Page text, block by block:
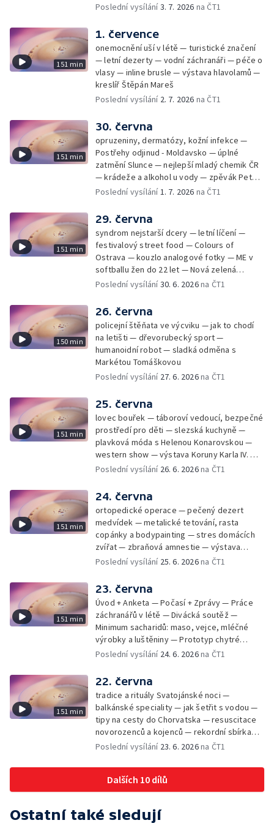
rekordmanka — psí seriál: výmarský
Poslední vysílání3. 7. 2026 na ČT1
151 min
1. července
onemocnění uší v létě — turistické značení
— letní dezerty — vodní záchranáři — péče o
vlasy — inline brusle — výstava hlavolamů —
kreslíř Štěpán Mareš
Poslední vysílání 2. 7. 2026 na ČT1
151 min
30. června
opruzeniny, dermatózy, kožní infekce —
Postřehy odjinud - Moldavsko — úplné
zatmění Slunce — nejlepší mladý chemik ČR
— krádeže a alkohol u vody — zpěvák Peter
Cmorik
Poslední vysílání 1. 7. 2026 na ČT1
151 min
29. června
syndrom nejstarší dcery — letní líčení —
festivalový street food — Colours of
Ostrava — kouzlo analogové fotky — ME v
softballu žen do 22 let — Nová zelená
úsporám — Global Teacher Prize Czech
Poslední vysílání30. 6. 2026na ČT1
150 min
26. června
policejní štěňata ve výcviku — jak to chodí
na letišti — dřevorubecký sport —
humanoidní robot — sladká odměna s
Markétou Tomáškovou
Poslední vysílání 27. 6. 2026na ČT1
151 min
25. června
lovec bouřek — táboroví vedoucí, bezpečné
prostředí pro děti — slezská kuchyně —
plavková móda s Helenou Konarovskou —
western show — výstava Koruny Karla IV. —
mladý lezecký fenomén Josef Šindel
Poslední vysílání 26. 6. 2026na ČT1
151 min
24. června
ortopedické operace — pečený dezert
medvídek — metalické tetování, rasta
copánky a bodypainting — stres domácích
zvířat — zbraňová amnestie — výstava
mikrofotografií rostlin — fenomenální
Poslední vysílání 25. 6. 2026na ČT1
151 min
23. června
Úvod + Anketa — Počasí + Zprávy — Práce
záchranářů v létě — Divácká soutěž —
Minimum sacharidů: maso, vejce, mléčné
výrobky a luštěniny — Prototyp chytré
vložky do bot pro běžce — Anketa +
záchranářů v létě — Divácká soutěž —
Minimum sacharidů: maso, vejce, mléčné
výrobky a luštěniny — Jak se udržet v
kondici v létě bez posilovny — Prototyp
chytré vložky do bot pro běžce — Anketa +
aktuálně — Škola hrou — Upoutávka na další
vysílání — Počasí + Zprávy — Práce
Minimum sacharidů: maso, vejce, mléčné
výrobky a luštěniny — Mezinárodní folklórní
kondici v létě bez posilovny — Anketa +
Poslední vysílání 24. 6. 2026na ČT1
151 min
22. června
tradice a rituály Svatojánské noci —
balkánské speciality — jak šetřit s vodou —
tipy na cesty do Chorvatska — resuscitace
novorozenců a kojenců — rekordní sbírka
velkých modelů aut — výroba šperků se
Poslední vysílání 23. 6. 2026na ČT1
Dalších 10 dílů
Ostatní také sledují